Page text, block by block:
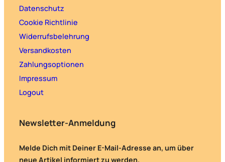
Datenschutz
Cookie Richtlinie
Widerrufsbelehrung
Versandkosten
Zahlungsoptionen
Impressum
Logout
Newsletter-Anmeldung
Melde Dich mit Deiner E-Mail-Adresse an, um über
neue Artikel informiert zu werden.